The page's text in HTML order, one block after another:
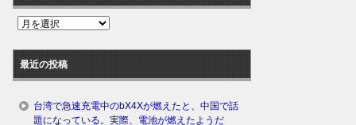
過
ロ
グ
最近の投稿
台湾で急速充電中のbX4Xが燃えたと、中国で話
題になっている。実際、電池が燃えたようだ